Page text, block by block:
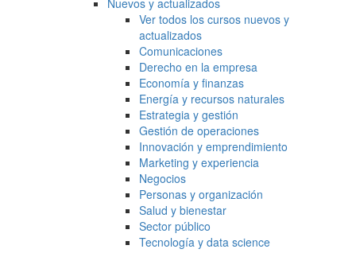
Nuevos y actualizados
Ver todos los cursos nuevos y
actualizados
Comunicaciones
Derecho en la empresa
Economía y finanzas
Energía y recursos naturales
Estrategia y gestión
Gestión de operaciones
Innovación y emprendimiento
Marketing y experiencia
Negocios
Personas y organización
Salud y bienestar
Sector público
Tecnología y data science